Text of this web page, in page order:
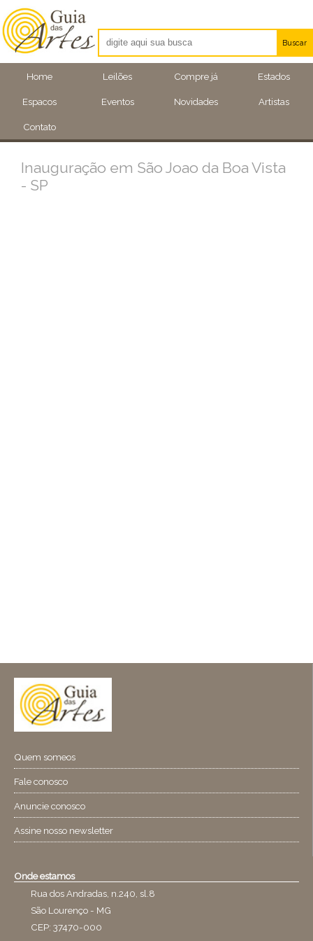
Home Leilões Compre já Estados
Espacos Eventos Novidades Artistas
Contato
Buscar
Artistas
Eventos
Inauguração em São Joao da Boa Vista
- SP
Quem someos
Fale conosco
Anuncie conosco
Assine nosso newsletter
Onde estamos
Rua dos Andradas, n.240, sl.8
São Lourenço - MG
CEP: 37470-000